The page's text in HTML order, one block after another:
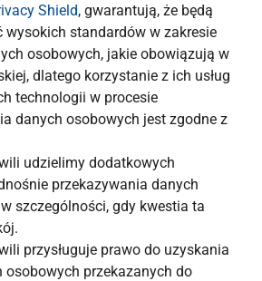
Shield, gwarantują, że będą
wysokich standardów w zakresie
osobowych, jakie obowiązują w
dlatego korzystanie z ich usług
technologii w procesie
danych osobowych jest zgodne z
udzielimy dodatkowych
przekazywania danych
szczególności, gdy kwestia ta
przysługuje prawo do uzyskania
osobowych przekazanych do